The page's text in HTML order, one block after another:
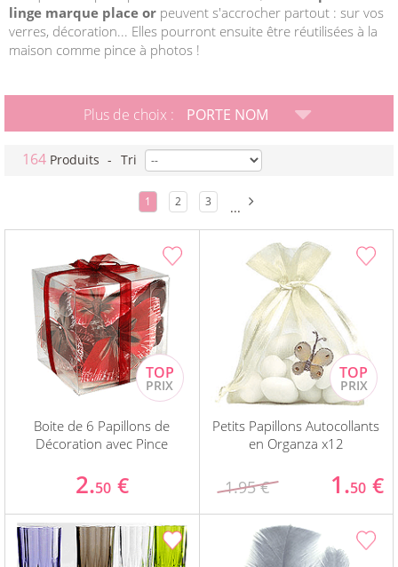
linge marque place or peuvent s'accrocher partout : sur vos
verres, décoration... Elles pourront ensuite être réutilisées à la
maison comme pince à photos !
Plus de choix : PORTE NOM
164 Produits - Tri
1 2 3 ...
Boite de 6 Papillons de
Décoration avec Pince
2.50 €
Petits Papillons Autocollants
en Organza x12
1.95 € 1.50 €